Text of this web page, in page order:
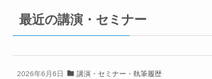
最近の講演・セミナー
2026年6月6日 講演・セミナー・執筆履歴